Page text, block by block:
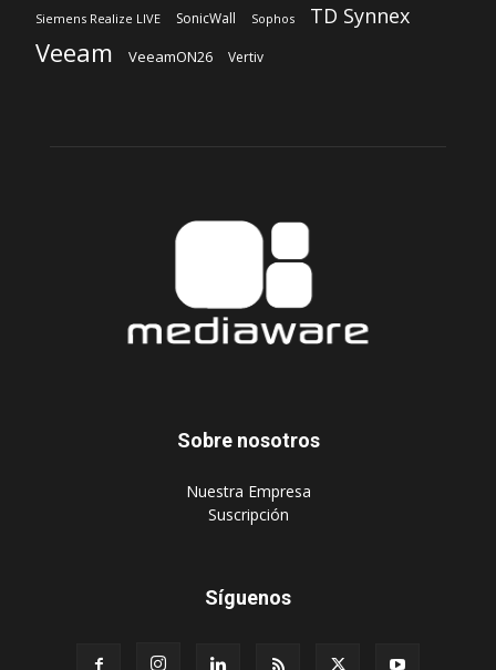
Siemens Realize LIVE SonicWall Sophos TD Synnex
Veeam VeeamON26 Vertiv
Sobre nosotros
‎Nuestra Empresa
‎Suscripción
Síguenos